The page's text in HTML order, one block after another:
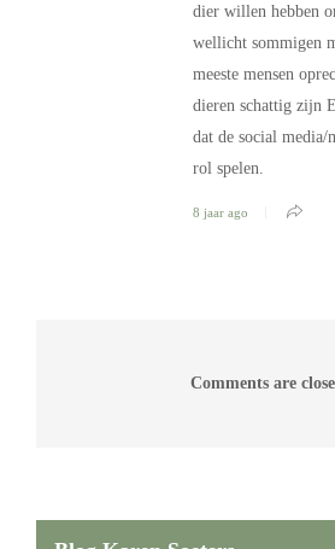
dier willen hebben
wellicht sommigen
meeste mensen
dieren schattig zijn
dat de social media/
rol spelen.
8 jaar ago
Comments are